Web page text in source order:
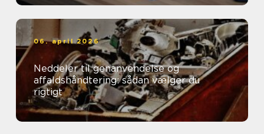
06. april 2026
Neddeler til genanvendelse og
affaldshåndtering: sådan vælger du
rigtigt